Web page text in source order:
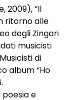
2009), “Il
ritorno alle
degli Zingari
musicisti
di
album “Ho
poesia e